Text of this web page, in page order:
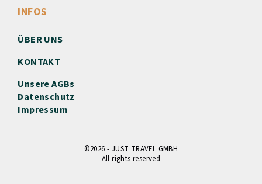
INFOS
ÜBER UNS
KONTAKT
Unsere AGBs
Datenschutz
Impressum
©2026 - JUST TRAVEL GMBH
All rights reserved